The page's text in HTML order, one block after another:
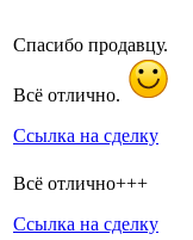
Спасибо продавцу.
Всё отлично.
Ссылка на сделку
Всё отлично+++
Ссылка на сделку